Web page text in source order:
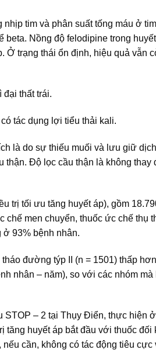
tim và phân suất tống máu ở
Nồng độ felodipine trong
trạng thái ổn định, hiệu quả vẫn
thất trái.
tác dụng lợi tiểu thải kali.
là do sự thiếu muối và lưu giữ
Độ lọc cầu thận là không thay
trị tối ưu tăng huyết áp), gồm
men chuyển, thuốc ức chế thụ
ở 93% bệnh nhân.
đường týp II (n = 1501) thấp
nhân – năm), so với các nhóm
– 2 tại Thụy Điển, thực hiện
tăng huyết áp bắt đầu với thuốc đối
cần, không có tác động tiêu cực